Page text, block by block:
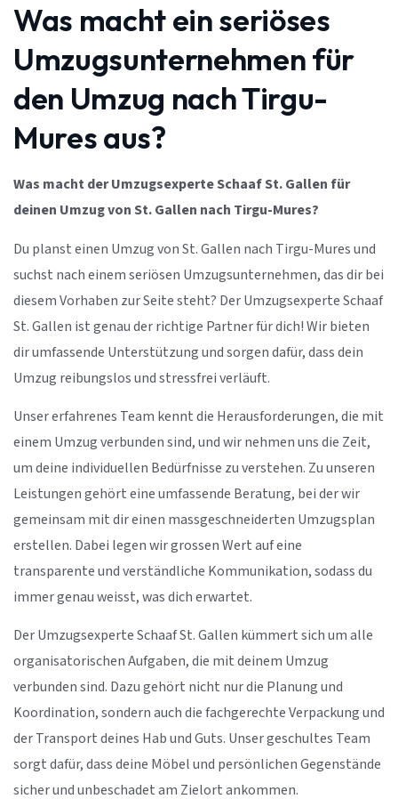
Was macht ein seriöses
Umzugsunternehmen für
den Umzug nach Tirgu-
Mures aus?
Was macht der Umzugsexperte Schaaf St. Gallen für
deinen Umzug von St. Gallen nach Tirgu-Mures?
Du planst einen Umzug von St. Gallen nach Tirgu-Mures und
suchst nach einem seriösen Umzugsunternehmen, das dir bei
diesem Vorhaben zur Seite steht? Der Umzugsexperte Schaaf
St. Gallen ist genau der richtige Partner für dich! Wir bieten
dir umfassende Unterstützung und sorgen dafür, dass dein
Umzug reibungslos und stressfrei verläuft.
Unser erfahrenes Team kennt die Herausforderungen, die mit
einem Umzug verbunden sind, und wir nehmen uns die Zeit,
um deine individuellen Bedürfnisse zu verstehen. Zu unseren
Leistungen gehört eine umfassende Beratung, bei der wir
gemeinsam mit dir einen massgeschneiderten Umzugsplan
erstellen. Dabei legen wir grossen Wert auf eine
transparente und verständliche Kommunikation, sodass du
immer genau weisst, was dich erwartet.
Der Umzugsexperte Schaaf St. Gallen kümmert sich um alle
organisatorischen Aufgaben, die mit deinem Umzug
verbunden sind. Dazu gehört nicht nur die Planung und
Koordination, sondern auch die fachgerechte Verpackung und
der Transport deines Hab und Guts. Unser geschultes Team
sorgt dafür, dass deine Möbel und persönlichen Gegenstände
sicher und unbeschadet am Zielort ankommen.